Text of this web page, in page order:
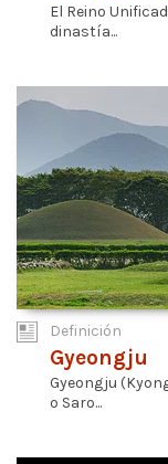
El Reino
dinastía...
Definición
Gyeongju
Gyeongju
o Saro...